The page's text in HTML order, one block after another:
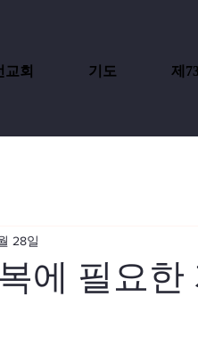
회 기도 제
에 필요
28일